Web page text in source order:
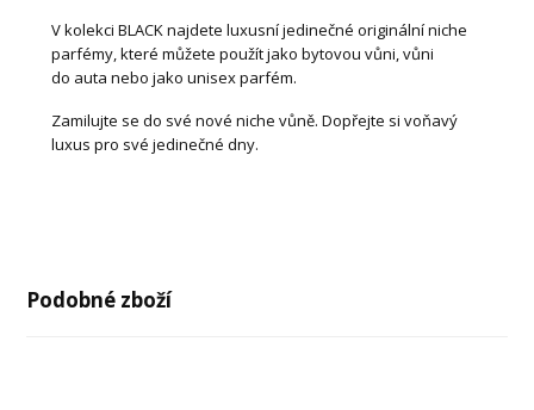
V kolekci BLACK najdete luxusní jedinečné originální niche
parfémy, které můžete použít jako bytovou vůni, vůni
do auta nebo jako unisex parfém.
Zamilujte se do své nové niche vůně. Dopřejte si voňavý
luxus pro své jedinečné dny.
Podobné zboží